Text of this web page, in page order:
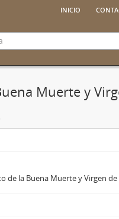
inicio
Muerte y
de la Buena Muerte y Virgen de